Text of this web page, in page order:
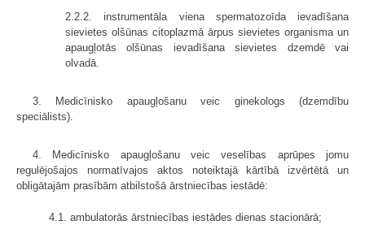
2.2.2. instrumentāla viena spermatozoīda ievadīšana
sievietes olšūnas citoplazmā ārpus sievietes organisma un
apaugļotās olšūnas ievadīšana sievietes dzemdē vai
olvadā.
3. Medicīnisko apaugļošanu veic ginekologs (dzemdību
speciālists).
4. Medicīnisko apaugļošanu veic veselības aprūpes jomu
regulējošajos normatīvajos aktos noteiktajā kārtībā izvērtētā un
obligātajām prasībām atbilstošā ārstniecības iestādē:
4.1. ambulatorās ārstniecības iestādes dienas stacionārā;